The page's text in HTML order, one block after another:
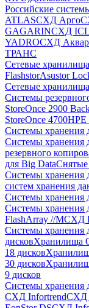
Российские
ATLASСХД Aрго
GAGARINСХД ICL
YADROСХД
ТРАНС
Сетевые
FlashstorAsustor
Сетевые
Системы
StoreOnce 2900
StoreOnce 4700HPE
Системы хранения
Системы хранения
резервного
для Big Data
Системы хранения
систем хранения
Системы хранения
Системы хранения
FlashArray //MСХД
Системы хранения
дисковХранилища
18 дисков
30 дисков
9 дисков
Системы хранения
СХД InfortrendСХД